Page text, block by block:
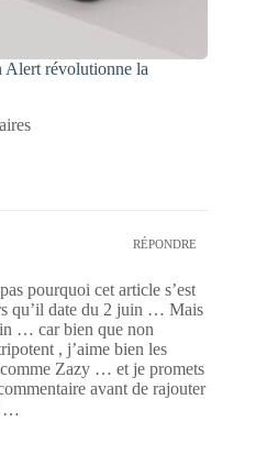
Alert révolutionne la
RÉPONDRE
pourquoi cet article s’est
qu’il date du 2 juin … Mais
… car bien que non
, j’aime bien les
Zazy … et je promets
avant de rajouter
…